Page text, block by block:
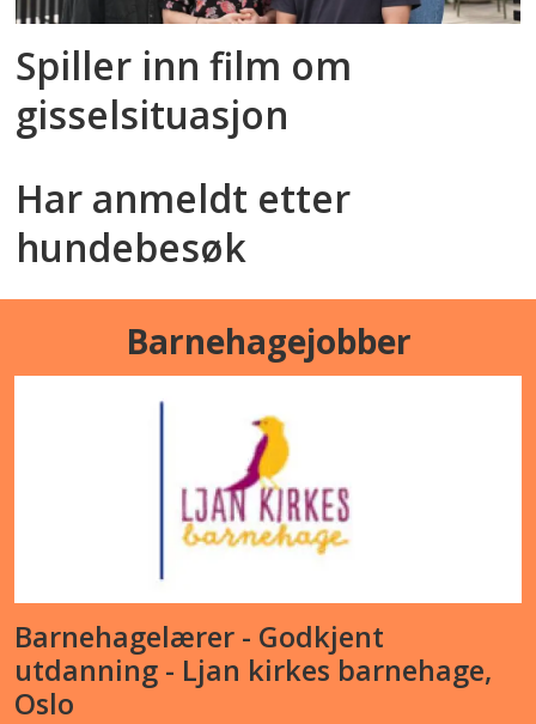
Spiller inn film om
gisselsituasjon
Har anmeldt etter
hundebesøk
Barnehagejobber
Barnehagelærer - Godkjent
utdanning - Ljan kirkes barnehage,
Oslo